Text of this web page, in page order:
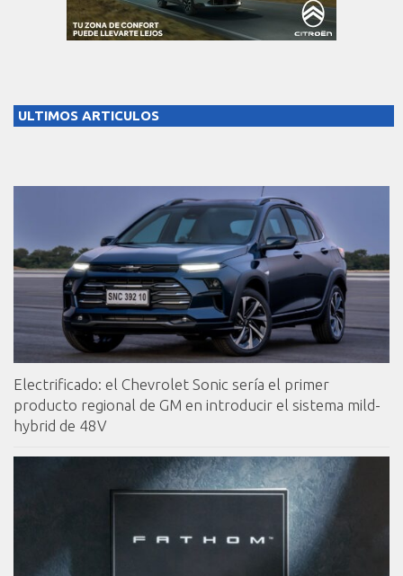
ULTIMOS ARTICULOS
Electrificado: el Chevrolet Sonic sería el primer
producto regional de GM en introducir el sistema mild-
hybrid de 48V